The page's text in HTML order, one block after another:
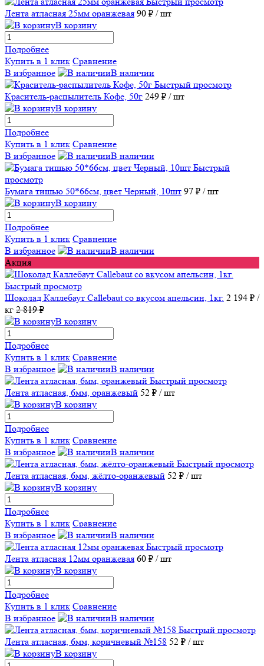
Лента атласная 25мм оранжевая 90 ₽ / шт
В корзину
Подробнее
Купить в 1 клик Сравнение
В избранное
В наличии
Быстрый просмотр
Краситель-распылитель Кофе, 50г 249 ₽ / шт
В корзину
Подробнее
Купить в 1 клик Сравнение
В избранное
В наличии
Быстрый
просмотр
Бумага тишью 50*66см, цвет Черный, 10шт 97 ₽ / шт
В корзину
Подробнее
Купить в 1 клик Сравнение
В избранное
В наличии
Акция
Быстрый просмотр
Шоколад Каллебаут Callebaut со вкусом апельсин, 1кг. 2 194 ₽ /
кг 2 819 ₽
В корзину
Подробнее
Купить в 1 клик Сравнение
В избранное
В наличии
Быстрый просмотр
Лента атласная, 6мм, оранжевый 52 ₽ / шт
В корзину
Подробнее
Купить в 1 клик Сравнение
В избранное
В наличии
Быстрый просмотр
Лента атласная, 6мм, жёлто-оранжевый 52 ₽ / шт
В корзину
Подробнее
Купить в 1 клик Сравнение
В избранное
В наличии
Быстрый просмотр
Лента атласная 12мм оранжевая 60 ₽ / шт
В корзину
Подробнее
Купить в 1 клик Сравнение
В избранное
В наличии
Быстрый просмотр
Лента атласная, 6мм, коричневый №158 52 ₽ / шт
В корзину